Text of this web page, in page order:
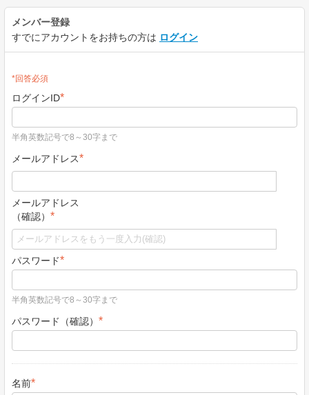
メンバー登録
すでにアカウントをお持ちの方は ログイン
*回答必須
ログインID*
半角英数記号で8～30字まで
メールアドレス*
メールアドレス
（確認） *
パスワード*
半角英数記号で8～30字まで
パスワード（確認） *
名前*